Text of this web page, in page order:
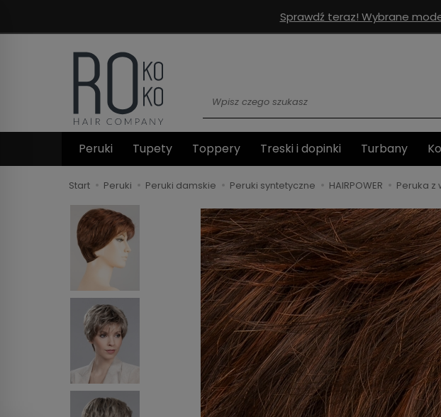
Sprawdź teraz! Wybrane
Peruki Tupety Toppery Treski i dopinki Turbany
Start Peruki Peruki damskie Peruki syntetyczne HAIRPOWER Peruka z